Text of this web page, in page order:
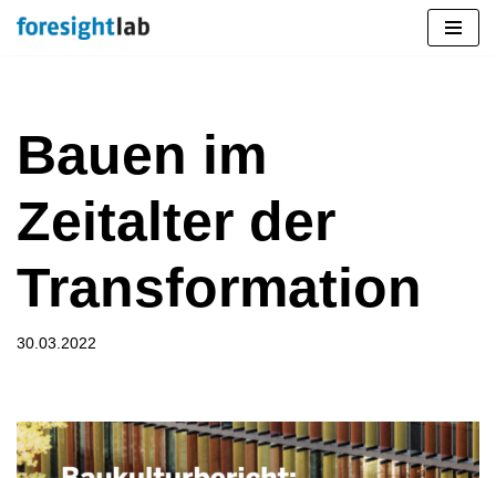
Bauen im
Zeitalter der
Transformation
30.03.2022